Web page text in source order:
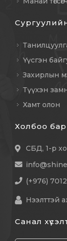
Үүсгэн
Захирлын
Түүхэн
Хамт олон
Холбоо
СБД, 1-р
(+976)
Нээлттэй
Санал